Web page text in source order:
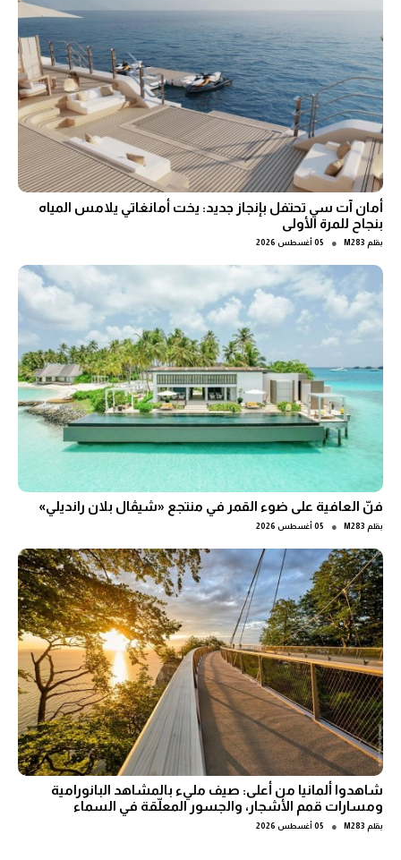
أمان آت سي تحتفل بإنجاز جديد: يخت أمانغاتي يلامس المياه
بنجاح للمرة الأولى
بقلم M283
● 05 أغسطس 2026
فنّ العافية على ضوء القمر في منتجع «شيڤال بلان رانديلي»
بقلم M283
● 05 أغسطس 2026
شاهدوا ألمانيا من أعلى: صيف مليء بالمشاهد البانورامية
ومسارات قمم الأشجار، والجسور المعلّقة في السماء
بقلم M283
● 05 أغسطس 2026